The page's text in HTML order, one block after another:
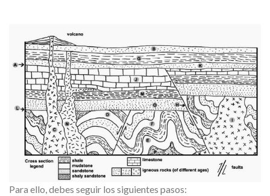
Para ello, debes seguir los siguientes pasos: